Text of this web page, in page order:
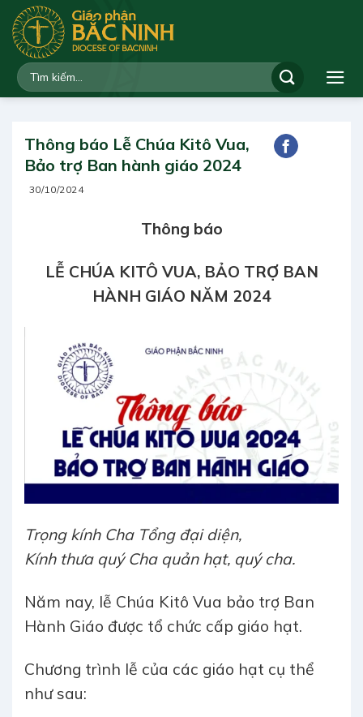
qua
dung
Thông báo Lễ Chúa Kitô Vua,
Bảo trợ Ban hành giáo 2024
30/10/2024
Thông báo
LỄ CHÚA KITÔ VUA, BẢO TRỢ BAN
HÀNH GIÁO NĂM 2024
Trọng kính Cha Tổng đại diện,
Kính thưa quý Cha quản hạt, quý cha.
Năm nay, lễ Chúa Kitô Vua bảo trợ Ban
Hành Giáo được tổ chức cấp giáo hạt.
Chương trình lễ của các giáo hạt cụ thể
như sau: